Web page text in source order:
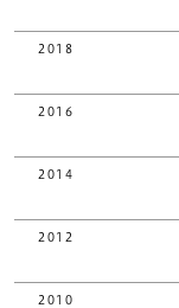
2018
2016
2014
2012
2010